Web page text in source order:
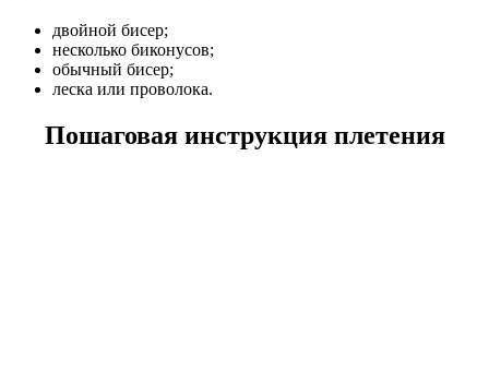
двойной бисер;
несколько биконусов;
обычный бисер;
леска или проволока.
Пошаговая инструкция плетения